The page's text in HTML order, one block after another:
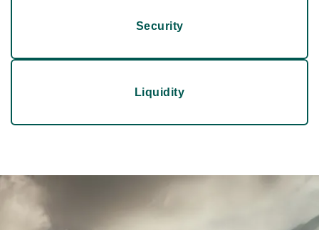
Security
Liquidity